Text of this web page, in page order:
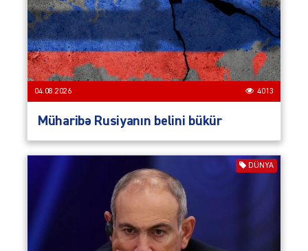
04.08.2026 4013
Müharibə Rusiyanın belini bükür
DÜNYA